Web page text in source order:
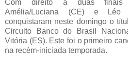
Com direito a duas finais
Amélia/Luciana (CE) e Léo
conquistaram neste domingo o
Circuito Banco do Brasil
Vitória (ES). Este foi o primeiro
na recém-iniciada temporada.